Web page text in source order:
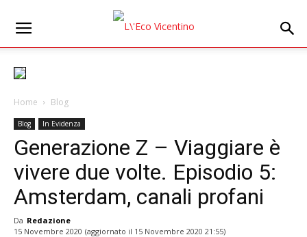
Home Blog
Blog In Evidenza
Generazione Z – Viaggiare è
vivere due volte. Episodio 5:
Amsterdam, canali profani
Da Redazione
15 Novembre 2020 (aggiornato il 15 Novembre 2020 21:55)